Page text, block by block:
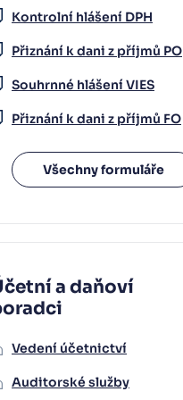
Kontrolní hlášení DPH
Přiznání k dani z příjmů PO
Souhrnné hlášení VIES
Přiznání k dani z příjmů FO
Všechny formuláře
a daňoví
Vedení účetnictví
Auditorské služby